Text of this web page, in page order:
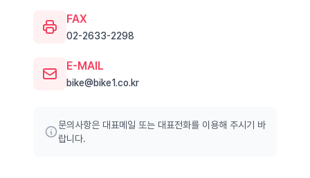
FAX
02-2633-2298
E-MAIL
bike@bike1.co.kr
문의사항은 대표메일 또는 대표전화를 이용해 주시기 바
랍니다.